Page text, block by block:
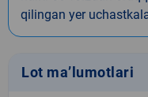
qilingan yer
Lot ma’lumotlari